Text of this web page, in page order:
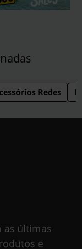
Redes
as últimas
e